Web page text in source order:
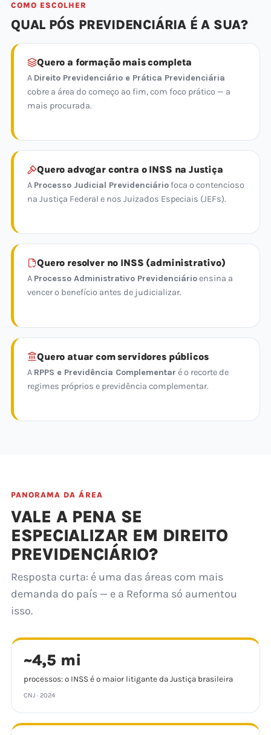
COMO ESCOLHER
QUAL PÓS PREVIDENCIÁRIA É A SUA?
Quero a formação mais completa
A Direito Previdenciário e Prática Previdenciária
cobre a área do começo ao fim, com foco prático — a
mais procurada.
Quero advogar contra o INSS na Justiça
A Processo Judicial Previdenciáriofoca o contencioso
na Justiça Federal e nos Juizados Especiais (JEFs).
Quero resolver no INSS (administrativo)
A Processo Administrativo Previdenciárioensina a
vencer o benefício antes de judicializar.
Quero atuar com servidores públicos
A RPPS e Previdência Complementar é o recorte de
regimes próprios e previdência complementar.
PANORAMA DA ÁREA
VALE A PENA SE
ESPECIALIZAR EM DIREITO
PREVIDENCIÁRIO?
Resposta curta: é uma das áreas com mais
demanda do país — e a Reforma só aumentou
isso.
~4,5 mi
processos: o INSS é o maior litigante da Justiça brasileira
CNJ · 2024